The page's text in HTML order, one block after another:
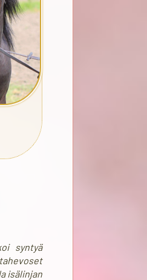
syntyä
isälinjan